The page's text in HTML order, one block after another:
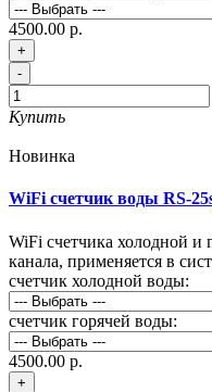
4500.00 р.
+
-
Купить
Новинка
WiFi счетчик воды RS-
WiFi счетчика холодной и
канала, применяется в
счетчик холодной воды:
счетчик горячей воды:
4500.00 р.
+